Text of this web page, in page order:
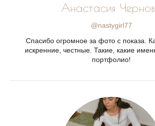
Анастасия
@nastygirl77
Спасибо огромное за фото с показа.
искренние, честные. Такие, какие
портфолио!